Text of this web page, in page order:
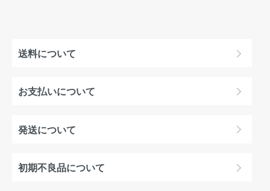
送料について
お支払いについて
発送について
初期不良品について